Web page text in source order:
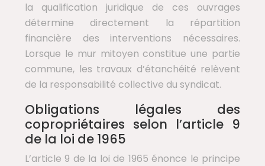
la qualification juridique de ces ouvrages
détermine directement la répartition
financière des interventions nécessaires.
Lorsque le mur mitoyen constitue une partie
commune, les travaux d’étanchéité relèvent
de la responsabilité collective du syndicat.
Obligations légales des
copropriétaires selon l’article 9
de la loi de 1965
L’article 9 de la loi de 1965 énonce le principe